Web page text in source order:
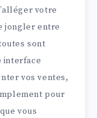
votre
jongler entre
sont
interface
vos ventes,
pour
vous